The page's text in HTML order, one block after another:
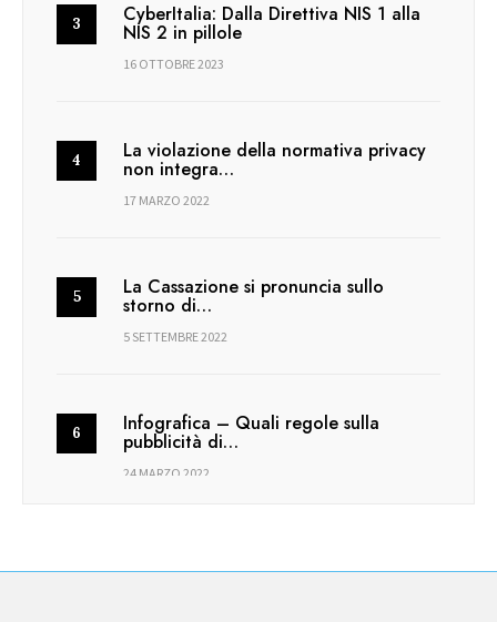
CyberItalia: Dalla Direttiva NIS 1 alla
NIS 2 in pillole
16 OTTOBRE 2023
La violazione della normativa privacy
non integra…
17 MARZO 2022
La Cassazione si pronuncia sullo
storno di…
5 SETTEMBRE 2022
Infografica – Quali regole sulla
pubblicità di…
24 MARZO 2022